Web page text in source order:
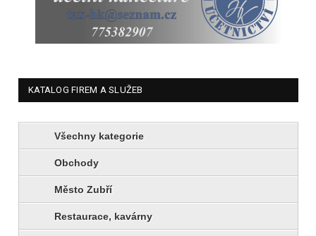
KATALOG FIREM A SLUŽEB
Všechny kategorie
Obchody
Město Zubří
Restaurace, kavárny